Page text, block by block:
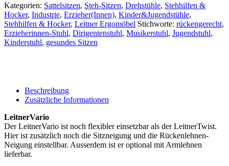
Kategorien: Sattelsitzen, Steh-Sitzen, Drehstühle, Stehhilfen &
Hocker, Industrie, Erzieher(Innen), Kinder&Jugendstühle,
Stehhilfen & Hocker, Leitner Ergomöbel Stichworte: rückengerecht,
Erzieherinnen-Stuhl, Dirigentenstuhl, Musikerstuhl, Jugendstuhl,
Kinderstuhl, gesundes Sitzen
Beschreibung
Zusätzliche Informationen
LeitnerVario
Der LeitnerVario ist noch flexibler einsetzbar als der LeitnerTwist.
Hier ist zusätzlich noch die Sitzneigung und die Rückenlehnen-
Neigung einstellbar. Ausserdem ist er optional mit Armlehnen
lieferbar.